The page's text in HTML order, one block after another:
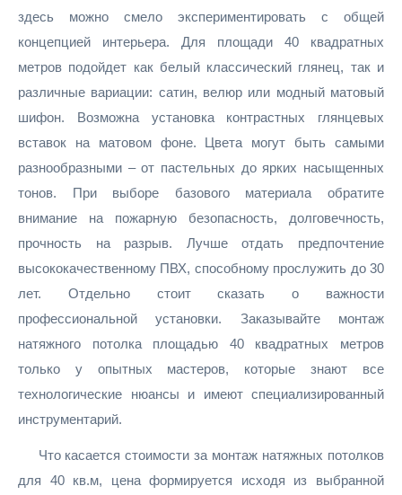
здесь можно смело экспериментировать с общей
концепцией интерьера. Для площади 40 квадратных
метров подойдет как белый классический глянец, так и
различные вариации: сатин, велюр или модный матовый
шифон. Возможна установка контрастных глянцевых
вставок на матовом фоне. Цвета могут быть самыми
разнообразными – от пастельных до ярких насыщенных
тонов. При выборе базового материала обратите
внимание на пожарную безопасность, долговечность,
прочность на разрыв. Лучше отдать предпочтение
высококачественному ПВХ, способному прослужить до 30
лет. Отдельно стоит сказать о важности
профессиональной установки. Заказывайте монтаж
натяжного потолка площадью 40 квадратных метров
только у опытных мастеров, которые знают все
технологические нюансы и имеют специализированный
инструментарий.
Что касается стоимости за монтаж натяжных потолков
для 40 кв.м, цена формируется исходя из выбранной